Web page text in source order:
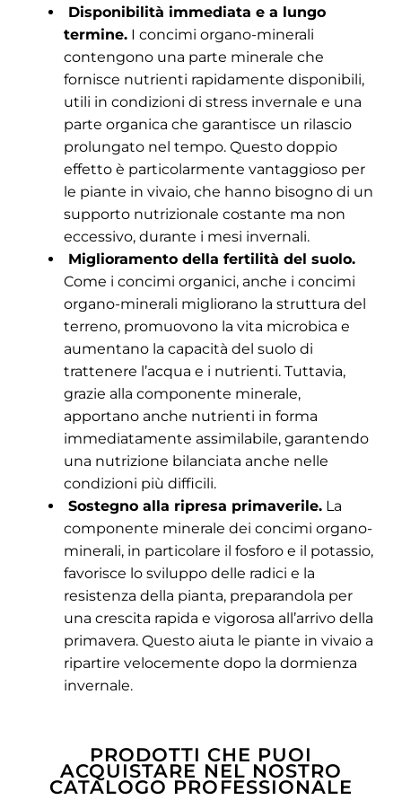
Disponibilità immediata e a lungo
termine. I concimi organo-minerali
contengono una parte minerale che
fornisce nutrienti rapidamente disponibili,
utili in condizioni di stress invernale e una
parte organica che garantisce un rilascio
prolungato nel tempo. Questo doppio
effetto è particolarmente vantaggioso per
le piante in vivaio, che hanno bisogno di un
supporto nutrizionale costante ma non
eccessivo, durante i mesi invernali.
Miglioramento della fertilità del suolo.
Come i concimi organici, anche i concimi
organo-minerali migliorano la struttura del
terreno, promuovono la vita microbica e
aumentano la capacità del suolo di
trattenere l’acqua e i nutrienti. Tuttavia,
grazie alla componente minerale,
apportano anche nutrienti in forma
immediatamente assimilabile, garantendo
una nutrizione bilanciata anche nelle
condizioni più difficili.
Sostegno alla ripresa primaverile. La
componente minerale dei concimi organo-
minerali, in particolare il fosforo e il potassio,
favorisce lo sviluppo delle radici e la
resistenza della pianta, preparandola per
una crescita rapida e vigorosa all’arrivo della
primavera. Questo aiuta le piante in vivaio a
ripartire velocemente dopo la dormienza
invernale.
PRODOTTI CHE PUOI
ACQUISTARE NEL NOSTRO
CATALOGO PROFESSIONALE